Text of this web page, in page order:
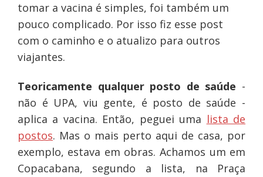
tomar a vacina é simples, foi também um
pouco complicado. Por isso fiz esse post
com o caminho e o atualizo para outros
viajantes.
Teoricamente qualquer posto de saúde -
não é UPA, viu gente, é posto de saúde -
aplica a vacina. Então, peguei uma lista de
postos. Mas o mais perto aqui de casa, por
exemplo, estava em obras. Achamos um em
Copacabana, segundo a lista, na Praça